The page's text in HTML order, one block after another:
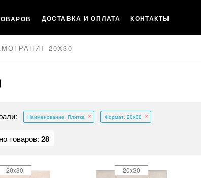
ДОСТАВКА И ОПЛАТА КОНТАКТЫ
20X30
Наименование: Плитка Формат: 20x30
товаров: 28
20x30 20x30